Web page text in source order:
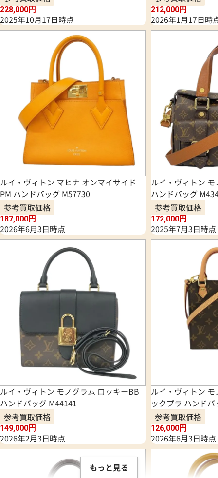
228,000円
2025年10月17日時点
212,000円
2026年1月17日時
ルイ・ヴィトン マヒナ オンマイサイド
PM ハンドバッグ M57730
参考買取価格
187,000円
2026年6月3日時点
ルイ・ヴィトン
ハンドバッグ
参考買取価格
172,000円
2025年7月3日時点
ルイ・ヴィトン モノグラム ロッキーBB
ハンドバッグ M44141
参考買取価格
149,000円
2026年2月3日時点
ルイ・ヴィトン
ックプラ ハンド
参考買取価格
126,000円
2026年6月3日時点
もっと見る